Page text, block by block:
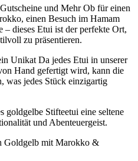
und MehrOb für einen
einen Besuch im Hamam
– dieses Etui ist der perfekte Ort,
zu präsentieren.
Unikat Da jedes Etui in unserer
Hand gefertigt wird, kann die
was jedes Stück einzigartig
goldgelbe Stifteetui eine seltene
und Abenteuergeist.
Goldgelb mit Marokko &